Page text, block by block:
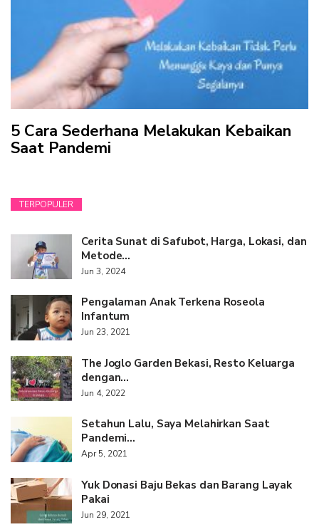
5 Cara Sederhana Melakukan Kebaikan
Saat Pandemi
TERPOPULER
Cerita Sunat di Safubot, Harga, Lokasi, dan
Metode…
Jun 3, 2024
Pengalaman Anak Terkena Roseola
Infantum
Jun 23, 2021
The Joglo Garden Bekasi, Resto Keluarga
dengan…
Jun 4, 2022
Setahun Lalu, Saya Melahirkan Saat
Pandemi…
Apr 5, 2021
Yuk Donasi Baju Bekas dan Barang Layak
Pakai
Jun 29, 2021